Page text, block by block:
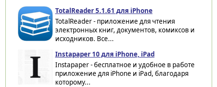
TotalReader 5.1.61 для iPhone
TotalReader - приложение для чтения
электронных книг, документов, комиксов и
исходников. Все...
Instapaper 10 для iPhone, iPad
Instapaper - бесплатное и удобное в работе
приложение для iPhone и iPad, благодаря
которому...